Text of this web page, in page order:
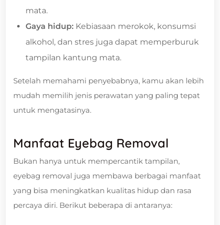
mata.
Gaya hidup: Kebiasaan merokok, konsumsi
alkohol, dan stres juga dapat memperburuk
tampilan kantung mata.
Setelah memahami penyebabnya, kamu akan lebih
mudah memilih jenis perawatan yang paling tepat
untuk mengatasinya.
Manfaat Eyebag Removal
Bukan hanya untuk mempercantik tampilan,
eyebag removal juga membawa berbagai manfaat
yang bisa meningkatkan kualitas hidup dan rasa
percaya diri. Berikut beberapa di antaranya: